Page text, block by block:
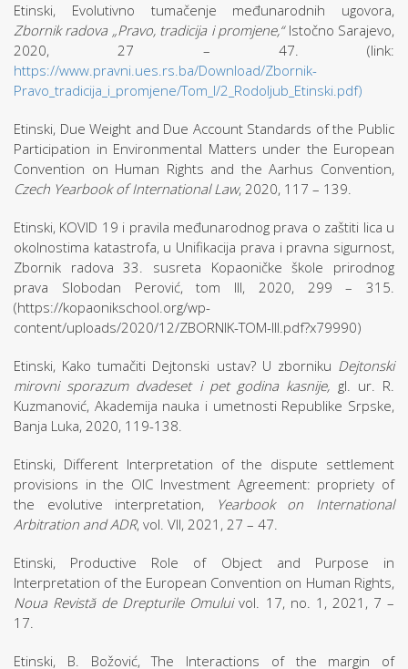
Etinski, Evolutivno tumačenje međunarodnih ugovora,
Zbornik radova „Pravo, tradicija i promjene,“Istočno Sarajevo,
2020, 27 – 47. (link:
https://www.pravni.ues.rs.ba/Download/Zbornik-
Pravo_tradicija_i_promjene/Tom_I/2_Rodoljub_Etinski.pdf)
Etinski, Due Weight and Due Account Standards of the Public
Participation in Environmental Matters under the European
Convention on Human Rights and the Aarhus Convention,
Czech Yearbook of International Law, 2020, 117 – 139.
Etinski, KOVID 19 i pravila međunarodnog prava o zaštiti lica u
okolnostima katastrofa, u Unifikacija prava i pravna sigurnost,
Zbornik radova 33. susreta Kopaoničke škole prirodnog
prava Slobodan Perović, tom III, 2020, 299 – 315.
(https://kopaonikschool.org/wp-
content/uploads/2020/12/ZBORNIK-TOM-III.pdf?x79990)
Etinski, Kako tumačiti Dejtonski ustav? U zborniku Dejtonski
mirovni sporazum dvadeset i pet godina kasnije, gl. ur. R.
Kuzmanović, Akademija nauka i umetnosti Republike Srpske,
Banja Luka, 2020, 119-138.
Etinski, Different Interpretation of the dispute settlement
provisions in the OIC Investment Agreement: propriety of
the evolutive interpretation,
Yearbook on International
Arbitration and ADR, vol. VII, 2021, 27 – 47.
Etinski, Productive Role of Object and Purpose in
Interpretation of the European Convention on Human Rights,
Noua Revistă de Drepturile Omuluivol. 17, no. 1, 2021, 7 –
17.
Etinski, B. Božović, The Interactions of the margin of